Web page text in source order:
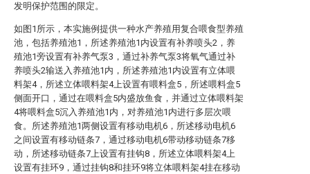
发明保护范围的限定。
如图1所示，本实施例提供一种水产养殖用复合喂食型养殖
池，包括养殖池1，所述养殖池1内设置有补养喷头2，养
殖池1旁设置有补养气泵3，通过补养气泵3将氧气通过补
养喷头2输送入养殖池1内，所述养殖池1内设置有立体喂
料架4，所述立体喂料架4上设置有喂料盒5，所述喂料盒5
侧面开口，通过在喂料盒5内盛放鱼食，并通过立体喂料架
4将喂料盒5沉入养殖池1内，对养殖池1内进行多层次喂
食。所述养殖池1两侧设置有移动电机6，所述移动电机6
之间设置有移动链条7，通过移动电机6带动移动链条7移
动，所述移动链条7上设置有挂钩8，所述立体喂料架4上
设置有挂环9，通过挂钩8和挂环9将立体喂料架4挂在移动